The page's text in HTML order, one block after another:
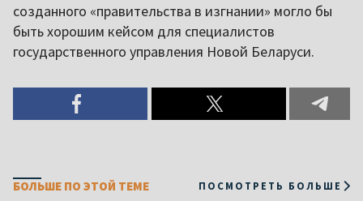
созданного «правительства в изгнании» могло бы
быть хорошим кейсом для специалистов
государственного управления Новой Беларуси.
БОЛЬШЕ ПО ЭТОЙ ТЕМЕ ПОСМОТРЕТЬ БОЛЬШЕ